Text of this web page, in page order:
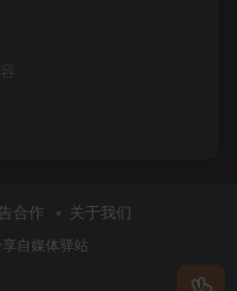
合作 关于我们
自媒体驿站